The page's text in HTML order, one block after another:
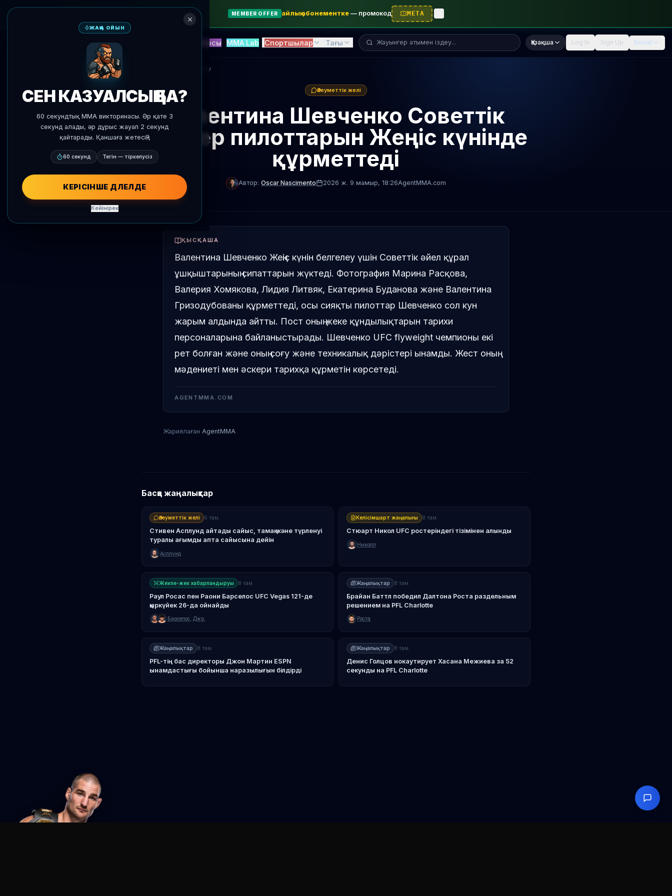
MEMBER OFFER айлық абонементке — промокод META
ЖИ Болжамдар Блиц Қарсы MMA Lab Спортшылар Тағы Жауынгерді іздеу... Қазақша Log In Sign Up Social
Жаңалықтарға оралу
Әлеуметтік желі
Валентина Шевченко Советтік
әйелдер пилоттарын Жеңіс күнінде
құрметтеді
Автор: Oscar Nascimento 2026 ж. 9 мамыр, 18:26AgentMMA.com
ҚЫСҚАША
Валентина Шевченко Жеңіс күнін белгелеу үшін Советтік әйел құрал
ұшқыштарының сипаттарын жүктеді. Фотография Марина Расқова,
Валерия Хомякова, Лидия Литвяк, Екатерина Буданова және Валентина
Гризодубованы құрметтеді, осы сияқты пилоттар Шевченко сол кун
жарым алдында айтты. Пост оның жеке құндылықтарын тарихи
персоналарына байланыстырады. Шевченко UFC flyweight чемпионы екі
рет болған және оның соғу және техникалық дәрістері ынамды. Жест оның
мәдениеті мен әскери тарихқа құрметін көрсетеді.
AGENTMMA.COM
Жариялаған AgentMMA
Басқа жаңалықтар
Әлеуметтік желі 6 там.
Стивен Асплунд айтады сайыс, тамақ және түрленуі
туралы ағымды апта сайысына дейін
Асплунд
Келісімшарт жаңалығы 8 там.
Стюарт Никол UFC ростеріндегі тізімінен алынды
Николл
Жекпе-жек хабарландыруы 8 там.
Раул Росас пен Раони Барселос UFC Vegas 121-де
қыркүйек 26-да ойнайды
Барселос, Джр.
Жаңалықтар 8 там.
Брайан Баттл победил Далтона Роста раздельным
решением на PFL Charlotte
Роста
Жаңалықтар 8 там.
PFL-тің бас директоры Джон Мартин ESPN
ынамдастығы бойынша наразылығын білдірді
Жаңалықтар 8 там.
Денис Голцов нокаутирует Хасана Межиева за 52
секунды на PFL Charlotte
ЖАҢА ОЙЫН
СЕН КАЗУАЛСЫҢ БА?
60 секундтық MMA викторинасы. Әр қате 3
секунд алады, әр дұрыс жауап 2 секунд
қайтарады. Қаншаға жетесің?
60 секунд Тегін — тіркелусіз
КЕРІСІНШЕ ДӘЛЕЛДЕ
Кейінірек